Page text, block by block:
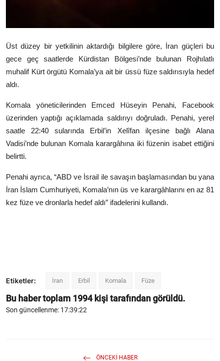
Üst düzey bir yetkilinin aktardığı bilgilere göre, İran güçleri bu
gece geç saatlerde Kürdistan Bölgesi’nde bulunan Rojhılatlı
muhalif Kürt örgütü Komala’ya ait bir üssü füze saldırısıyla hedef
aldı.
Komala yöneticilerinden Emced Hüseyin Penahi, Facebook
üzerinden yaptığı açıklamada saldırıyı doğruladı. Penahi, yerel
saatle 22:40 sularında Erbil’in Xelîfan ilçesine bağlı Alana
Vadisi’nde bulunan Komala karargâhına iki füzenin isabet ettiğini
belirtti.
Penahi ayrıca, “ABD ve İsrail ile savaşın başlamasından bu yana
İran İslam Cumhuriyeti, Komala’nın üs ve karargâhlarını en az 81
kez füze ve dronlarla hedef aldı” ifadelerini kullandı.
Etiketler: İran Erbil Komala Füze
Bu haber toplam 1994kişi tarafından görüldü.
Son güncellenme: 17:39:22
ÖNCEKI HABER